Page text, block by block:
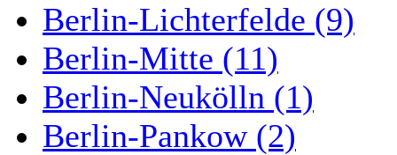
Berlin-Lichterfelde (9)
Berlin-Mitte (11)
Berlin-Neukölln (1)
Berlin-Pankow (2)